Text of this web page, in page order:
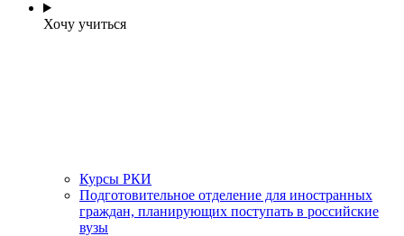
Хочу учиться
Курсы РКИ
Подготовительное отделение для иностранных
граждан, планирующих поступать в российские
вузы